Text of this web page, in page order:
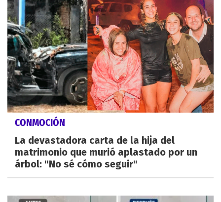
CONMOCIÓN
La devastadora carta de la hija del
matrimonio que murió aplastado por un
árbol: "No sé cómo seguir"